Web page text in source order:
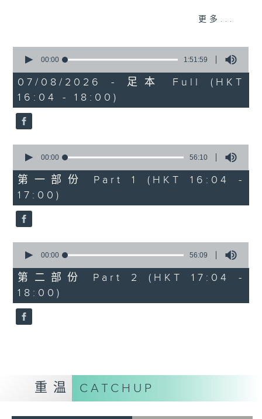
1750 - 1800
流行的岁月
陈洁灵
星星月亮太阳
更多...
seconds
1
hour,
51
minutes,
59
seconds
00:00 1:51:59
07/08/2026 - 足本 Full (HKT
16:04 - 18:00)
seconds
56
minutes,
10
seconds
00:00 56:10
第一部份 Part 1 (HKT 16:04 -
17:00)
seconds
56
minutes,
9
seconds
00:00 56:09
第二部份 Part 2 (HKT 17:04 -
18:00)
重温 CATCHUP